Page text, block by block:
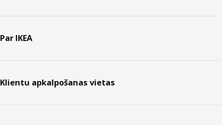
Par IKEA
Klientu apkalpošanas vietas